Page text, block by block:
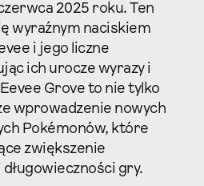
2025 roku. Ten
wyraźnym naciskiem
i jego liczne
ich urocze wyrazy i
Grove to nie tylko
wprowadzenie nowych
Pokémonów, które
zwiększenie
gry.